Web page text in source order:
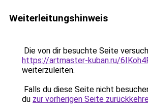
Weiterleitungshinweis
Die von dir besuchte Seite
https://artmaster-kuban.ru/
weiterzuleiten.
Falls du diese Seite nicht
du zur vorherigen Seite